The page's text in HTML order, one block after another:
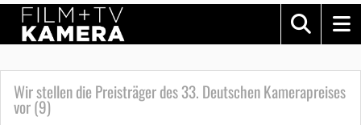
Wir stellen die Preisträger des 33. Deutschen Kamerapreises
vor (9)